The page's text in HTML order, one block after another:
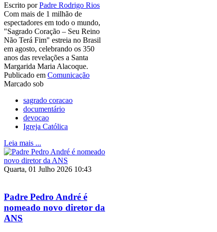
Escrito porPadre Rodrigo Rios
Com mais de 1 milhão de
espectadores em todo o mundo,
"Sagrado Coração – Seu Reino
Não Terá Fim" estreia no Brasil
em agosto, celebrando os 350
anos das revelações a Santa
Margarida Maria Alacoque.
Publicado em Comunicação
Marcado sob
sagrado coracao
documentário
devocao
Igreja Católica
Leia mais ...
Quarta, 01 Julho 2026 10:43
Padre Pedro André é
nomeado novo diretor da
ANS